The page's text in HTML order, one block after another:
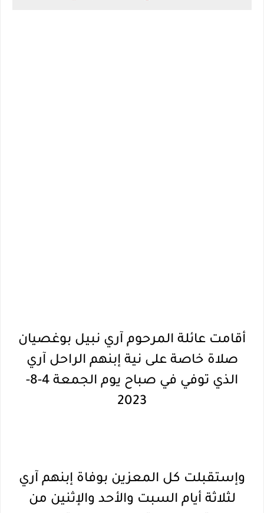
أقامت عائلة المرحوم آري نبيل بوغصيان
صلاة خاصة على نية إبنهم الراحل آري
الذي توفي في صباح يوم الجمعة 4-8-
2023
وإستقبلت كل المعزين بوفاة إبنهم آري
لثلاثة أيام السبت والأحد والإثنين من